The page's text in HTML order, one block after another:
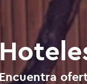
Encuentra